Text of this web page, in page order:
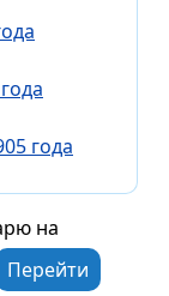
года
на